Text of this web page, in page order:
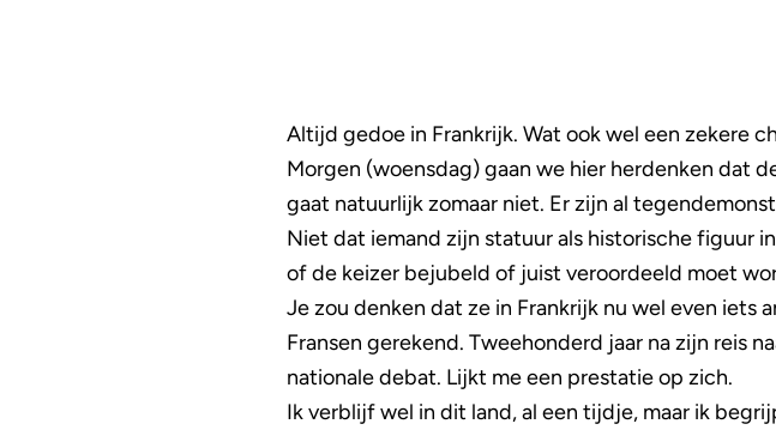
Altijd gedoe in Frankrijk. Wat ook wel een zekere
Morgen (woensdag) gaan we hier herdenken dat
gaat natuurlijk zomaar niet. Er zijn al
Niet dat iemand zijn statuur als historische figuur
of de keizer bejubeld of juist veroordeeld moet
Je zou denken dat ze in Frankrijk nu wel even iets
Fransen gerekend. Tweehonderd jaar na zijn reis
nationale debat. Lijkt me een prestatie op zich.
Ik verblijf wel in dit land, al een tijdje, maar ik